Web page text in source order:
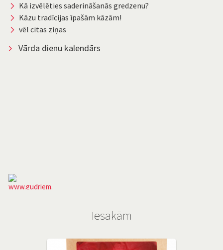
Kā izvēlēties saderināšanās gredzenu?
Kāzu tradīcijas īpašām kāzām!
vēl citas ziņas
Vārda dienu kalendārs
Iesakām